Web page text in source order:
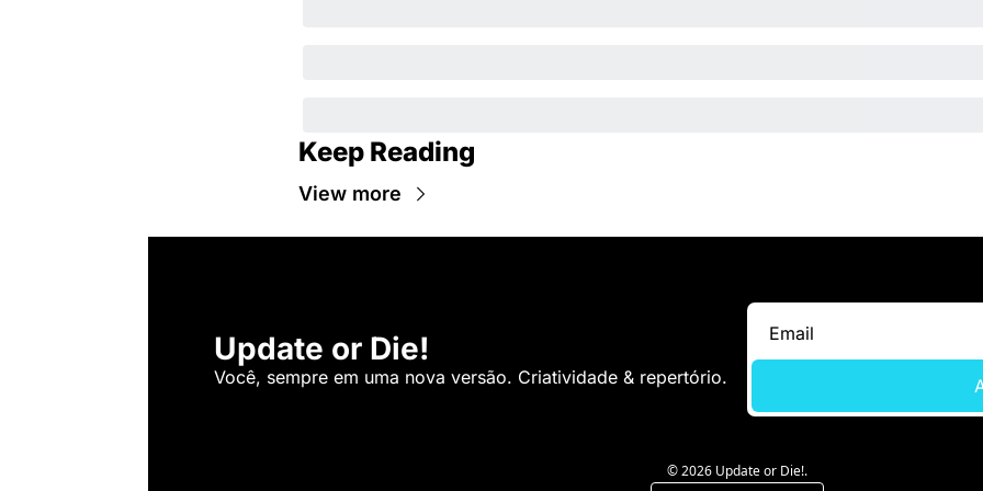
Keep Reading
View more
Update or Die!
Você, sempre em uma nova versão. Criatividade & repertório.
© 2026 Update or Die!.